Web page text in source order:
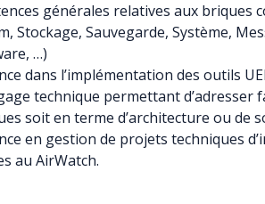
générales relatives aux briques
Stockage, Sauvegarde, Système,
…)
dans l’implémentation des outils
technique permettant d’adresser
soit en terme d’architecture ou de
en gestion de projets techniques
au AirWatch.